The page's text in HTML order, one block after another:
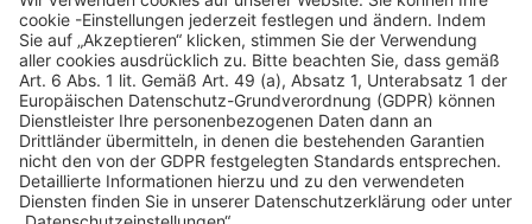
Hilfreiche Links
Online einkaufen & buchen
Über uns